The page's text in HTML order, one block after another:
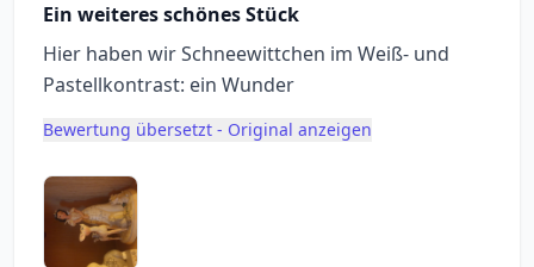
Ein weiteres schönes Stück
Hier haben wir Schneewittchen im Weiß- und
Pastellkontrast: ein Wunder
Bewertung übersetzt - Original anzeigen